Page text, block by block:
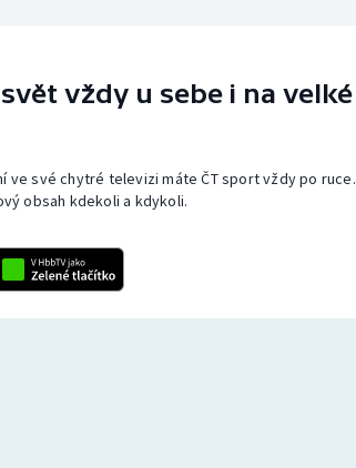
vždy u sebe i na velké
ve své chytré televizi máte ČT sport vždy po ruce.
obsah kdekoli a kdykoli.